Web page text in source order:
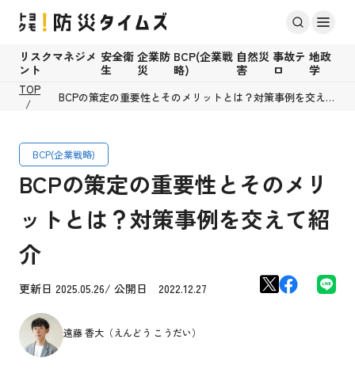
リスクマネジメ
ント
安全衛
生
企業防
災
BCP(企業戦
略)
自然災
害
事故テ
ロ
地政
学
TOP
BCPの策定の重要性とそのメリットとは？対策事例を交え
BCP(企業戦略)
BCPの策定の重要性とそのメリ
ットとは？対策事例を交えて紹
介
更新日 2025.05.26/ 公開日 2022.12.27
遠藤 香大（えんどう こうだい）